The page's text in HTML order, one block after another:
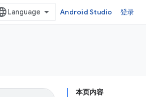
Android Studio 登录
本页内容